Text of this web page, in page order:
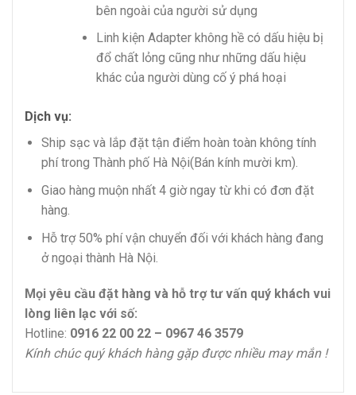
bên ngoài của người sử dụng
Linh kiện Adapter không hề có dấu hiệu bị
đổ chất lỏng cũng như những dấu hiệu
khác của người dùng cố ý phá hoại
Dịch vụ:
Ship sạc và lắp đặt tận điểm hoàn toàn không tính
phí trong Thành phố Hà Nội(Bán kính mười km).
Giao hàng muộn nhất 4 giờ ngay từ khi có đơn đặt
hàng.
Hỗ trợ 50% phí vận chuyển đối với khách hàng đang
ở ngoại thành Hà Nội.
Mọi yêu cầu đặt hàng và hỗ trợ tư vấn quý khách vui
lòng liên lạc với số:
Hotline: 0916 22 00 22 – 0967 46 3579
Kính chúc quý khách hàng gặp được nhiều may mắn !